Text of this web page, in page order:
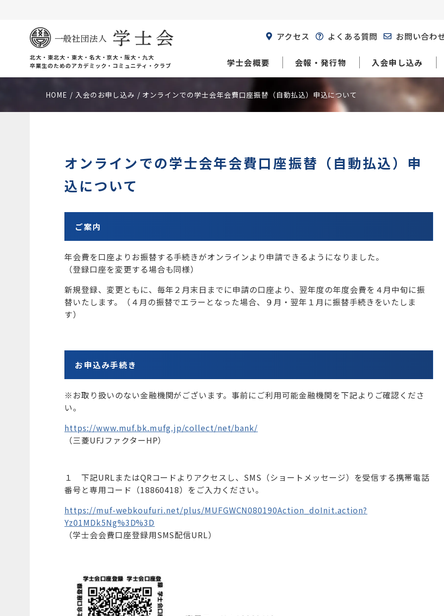
北大・東北大・東大・名大・京大・阪大・九大
卒業生のためのアカデミック・コミュニティ・クラブ
学士会概要 会報・発行物 入会申し込み
アクセス よくある質問 お問い合わ
HOME 入会のお申し込み オンラインでの学士会年会費口座振替（自動払込）申込について
オンラインでの学士会年会費口座振替（自動払込）申
込について
ご案内
年会費を口座よりお振替する手続きがオンラインより申請できるようになりました。
（登録口座を変更する場合も同様）
新規登録、変更ともに、毎年２月末日までに申請の口座より、翌年度の年度会費を４月中旬に振
替いたします。（４月の振替でエラーとなった場合、９月・翌年１月に振替手続きをいたしま
す）
お申込み手続き
※お取り扱いのない金融機関がございます。事前にご利用可能金融機関を下記よりご確認くださ
い。
https://www.muf.bk.mufg.jp/collect/net/bank/
（三菱UFJファクターHP）
１ 下記URLまたはQRコードよりアクセスし、SMS（ショートメッセージ）を受信する携帯電話
番号と専用コード（18860418）をご入力ください。
https://muf-webkoufuri.net/plus/MUFGWCN080190Action_doInit.action?
Yz01MDk5Ng%3D%3D
（学士会会費口座登録用SMS配信URL）